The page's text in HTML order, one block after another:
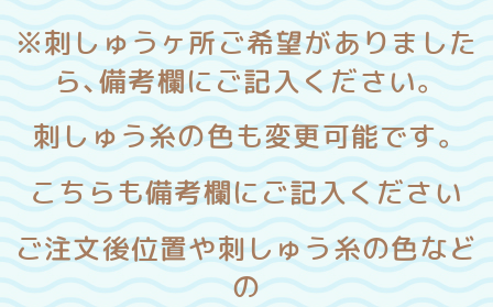
※刺しゅうヶ所ご希望がありました
ら、備考欄にご記入ください。
刺しゅう糸の色も変更可能です。
こちらも備考欄にご記入ください
ご注文後位置や刺しゅう糸の色など
の